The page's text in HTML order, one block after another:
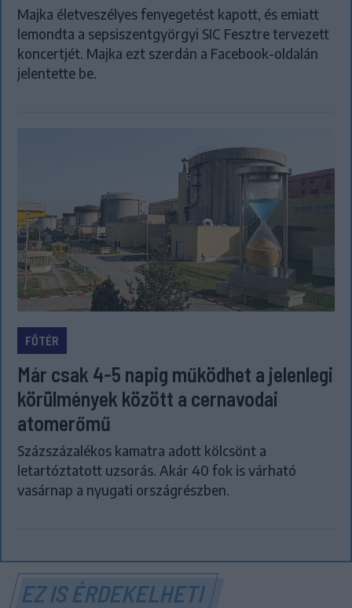
Majka életveszélyes fenyegetést kapott, és emiatt
lemondta a sepsiszentgyörgyi SIC Fesztre tervezett
koncertjét. Majka ezt szerdán a Facebook-oldalán
jelentette be.
FŐTÉR
Már csak 4-5 napig működhet a jelenlegi
körülmények között a cernavodai
atomerőmű
Százszázalékos kamatra adott kölcsönt a
letartóztatott uzsorás. Akár 40 fok is várható
vasárnap a nyugati országrészben.
EZ IS ÉRDEKELHETI